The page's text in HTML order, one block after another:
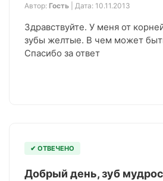
Автор: Гость | Дата: 10.11.2013
Здравствуйте. У меня от
зубы желтые. В чем может
Спасибо за ответ
✔ ОТВЕЧЕНО
Добрый день, зуб